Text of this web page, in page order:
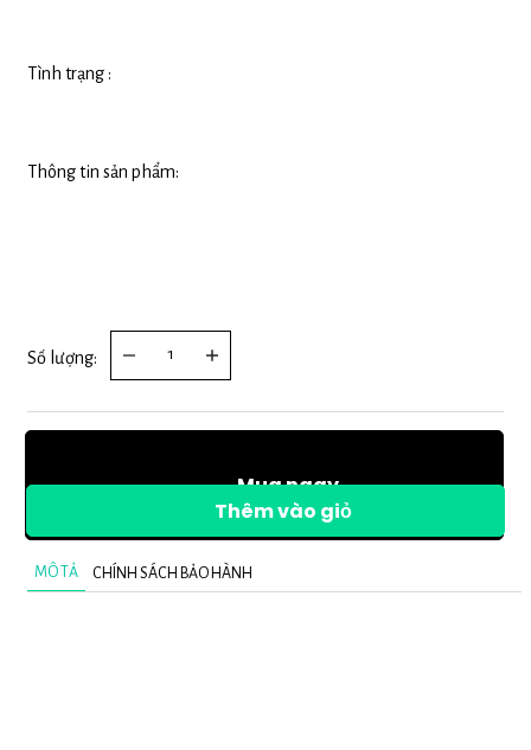
Tình trạng :
Thông tin sản phẩm:
Số lượng:
Mua ngay
Thêm vào giỏ
MÔ TẢ CHÍNH SÁCH BẢO HÀNH